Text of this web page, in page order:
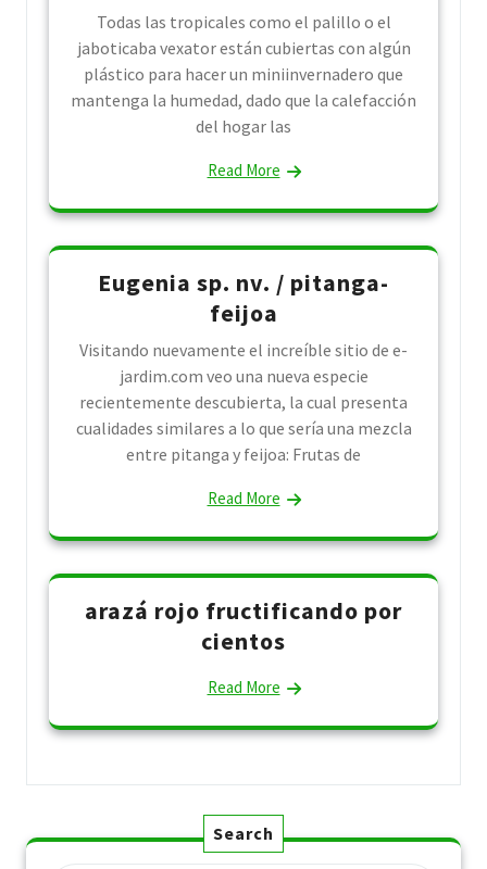
Todas las tropicales como el palillo o el
jaboticaba vexator están cubiertas con algún
plástico para hacer un miniinvernadero que
mantenga la humedad, dado que la calefacción
del hogar las
Read More
Eugenia sp. nv. / pitanga-
feijoa
Visitando nuevamente el increíble sitio de e-
jardim.com veo una nueva especie
recientemente descubierta, la cual presenta
cualidades similares a lo que sería una mezcla
entre pitanga y feijoa: Frutas de
Read More
arazá rojo fructificando por
cientos
Read More
Search